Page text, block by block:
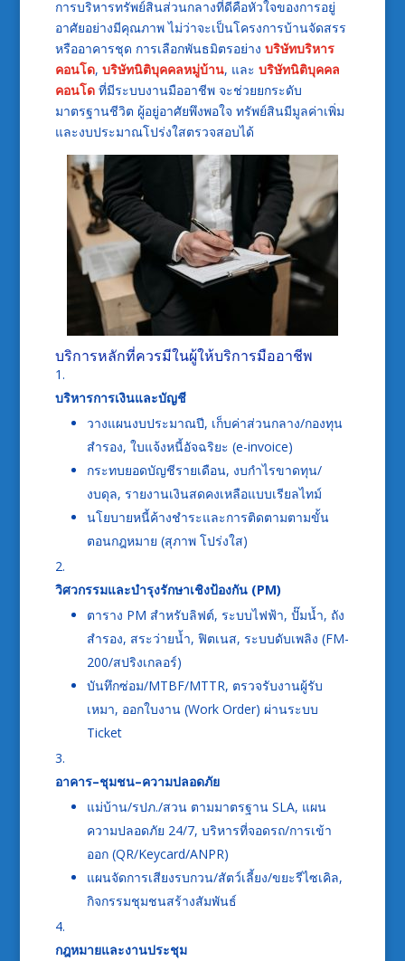
การบริหารทรัพย์สินส่วนกลางที่ดีคือหัวใจของการอยู่
อาศัยอย่างมีคุณภาพ ไม่ว่าจะเป็นโครงการบ้านจัดสรร
หรืออาคารชุด การเลือกพันธมิตรอย่าง บริษัทบริหาร
คอนโด, บริษัทนิติบุคคลหมู่บ้าน, และ บริษัทนิติบุคคล
คอนโดที่มีระบบงานมืออาชีพ จะช่วยยกระดับ
มาตรฐานชีวิต ผู้อยู่อาศัยพึงพอใจ ทรัพย์สินมีมูลค่าเพิ่ม
และงบประมาณโปร่งใสตรวจสอบได้
บริการหลักที่ควรมีในผู้ให้บริการมืออาชีพ
บริหารการเงินและบัญชี
วางแผนงบประมาณปี, เก็บค่าส่วนกลาง/กองทุน
สำรอง, ใบแจ้งหนี้อัจฉริยะ (e-invoice)
กระทบยอดบัญชีรายเดือน, งบกำไรขาดทุน/
งบดุล, รายงานเงินสดคงเหลือแบบเรียลไทม์
นโยบายหนี้ค้างชำระและการติดตามตามขั้น
ตอนกฎหมาย (สุภาพ โปร่งใส)
วิศวกรรมและบำรุงรักษาเชิงป้องกัน (PM)
ตาราง PM สำหรับลิฟต์, ระบบไฟฟ้า, ปั๊มน้ำ, ถัง
สำรอง, สระว่ายน้ำ, ฟิตเนส, ระบบดับเพลิง (FM-
200/สปริงเกลอร์)
บันทึกซ่อม/MTBF/MTTR, ตรวจรับงานผู้รับ
เหมา, ออกใบงาน (Work Order) ผ่านระบบ
Ticket
อาคาร–ชุมชน–ความปลอดภัย
แม่บ้าน/รปภ./สวน ตามมาตรฐาน SLA, แผน
ความปลอดภัย 24/7, บริหารที่จอดรถ/การเข้า
ออก (QR/Keycard/ANPR)
แผนจัดการเสียงรบกวน/สัตว์เลี้ยง/ขยะรีไซเคิล,
กิจกรรมชุมชนสร้างสัมพันธ์
กฎหมายและงานประชุม